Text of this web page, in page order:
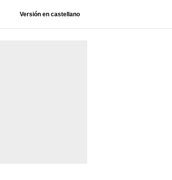
Versión en castellano